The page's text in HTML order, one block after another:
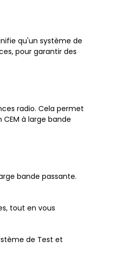
qu'un système de
pour garantir des
radio. Cela permet
à large bande
bande passante.
tout en vous
de Test et